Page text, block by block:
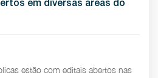
em diversas áreas do
estão com editais abertos nas